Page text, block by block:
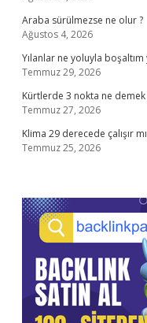
Araba sürülmezse ne olur ?
Ağustos 4, 2026
Yılanlar ne yoluyla boşaltım
Temmuz 29, 2026
Kürtlerde 3 nokta ne demek
Temmuz 27, 2026
Klima 29 derecede çalışır
Temmuz 25, 2026